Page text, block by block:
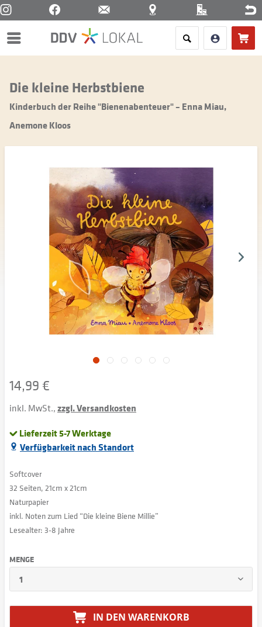
Menü
Die kleine Herbstbiene
Kinderbuch der Reihe "Bienenabenteuer" – Enna Miau,
Anemone Kloos
14,99 €
inkl. MwSt.,zzgl. Versandkosten
Lieferzeit 5-7 Werktage
Verfügbarkeit nach Standort
Softcover
32 Seiten, 21cm x 21cm
Naturpapier
inkl. Noten zum Lied “Die kleine Biene Millie”
Lesealter: 3-8 Jahre
MENGE
IN DEN WARENKORB